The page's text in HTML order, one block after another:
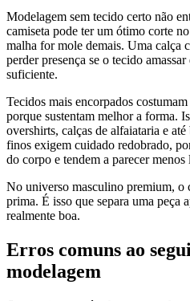
Modelagem sem tecido certo não
camiseta pode ter um ótimo corte
malha for mole demais. Uma calça
perder presença se o tecido
suficiente.
Tecidos mais encorpados
porque sustentam melhor a forma.
overshirts, calças de alfaiataria e
finos exigem cuidado redobrado,
do corpo e tendem a parecer menos
No universo masculino premium, o
prima. É isso que separa uma peça
realmente boa.
Erros comuns ao
modelagem